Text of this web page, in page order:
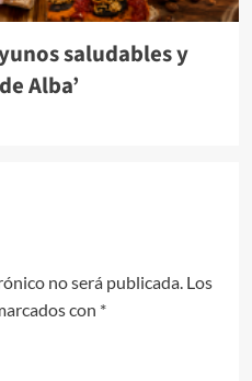
saludables y
Alba’
no será publicada. Los
con *